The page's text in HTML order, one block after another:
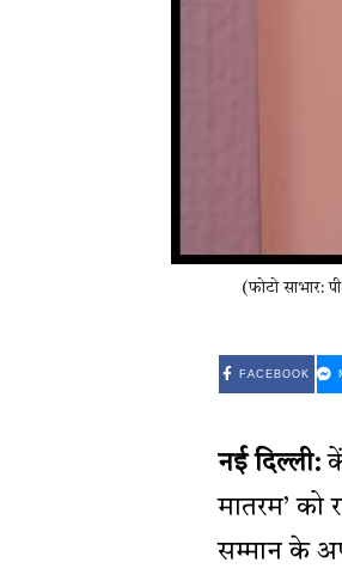
(फोटो साभार:
FACEBOOK
नई दिल्ली:
मातरम’ को
सम्मान के